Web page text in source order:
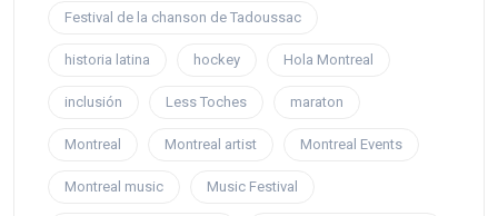
Festival de la chanson de Tadoussac
historia latina hockey Hola Montreal
inclusión Less Toches maraton
Montreal Montreal artist Montreal Events
Montreal music Music Festival